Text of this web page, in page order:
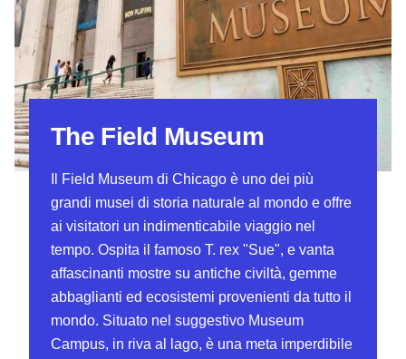
The Field Museum
Il Field Museum di Chicago è uno dei più
grandi musei di storia naturale al mondo e offre
ai visitatori un indimenticabile viaggio nel
tempo. Ospita il famoso T. rex "Sue", e vanta
affascinanti mostre su antiche civiltà, gemme
abbaglianti ed ecosistemi provenienti da tutto il
mondo. Situato nel suggestivo Museum
Campus, in riva al lago, è una meta imperdibile